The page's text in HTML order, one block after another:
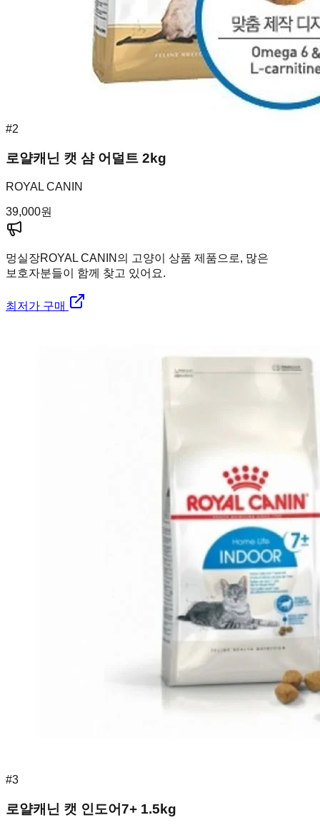
#2
로얄캐닌 캣 샴 어덜트 2kg
ROYAL CANIN
39,000원
멍실장ROYAL CANIN의 고양이 상품 제품으로, 많은
보호자분들이 함께 찾고 있어요.
최저가 구매
#3
로얄캐닌 캣 인도어7+ 1.5kg